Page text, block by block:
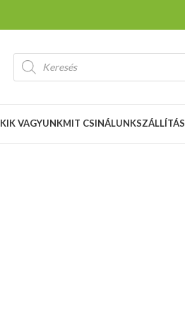
KIK VAGYUNKMIT CSINÁLUNKSZÁLLÍTÁS